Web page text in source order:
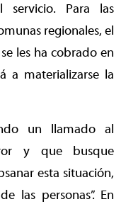
servicio. Para las
regionales, el
les ha cobrado en
a materializarse la
un llamado al
y que busque
esta situación,
las personas”. En